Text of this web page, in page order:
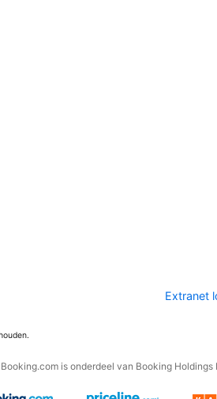
Extranet
Booking.com is onderdeel van Booking